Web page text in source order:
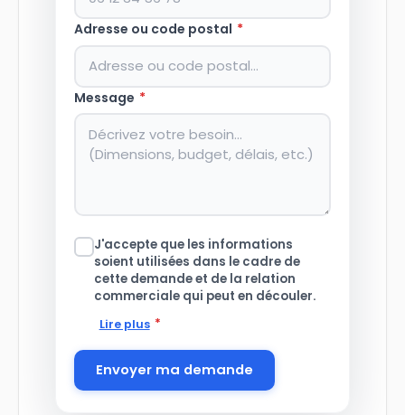
Adresse ou code postal *
Message *
J'accepte que les informations
soient utilisées dans le cadre de
cette demande et de la relation
commerciale qui peut en découler.
Lire plus *
Envoyer ma demande